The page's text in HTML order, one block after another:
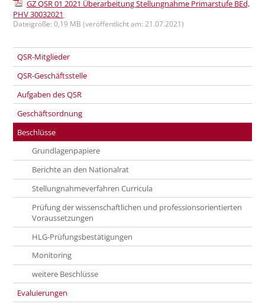
GZ QSR 01 2021 Überarbeitung Stellungnahme Primarstufe BEd,
PHV 30032021
Dateigröße: 0,19 MB (veröffentlicht am: 21.07.2021)
QSR-Mitglieder
QSR-Geschäftsstelle
Aufgaben des QSR
Geschäftsordnung
Beschlüsse
Grundlagenpapiere
Berichte an den Nationalrat
Stellungnahmeverfahren Curricula
Prüfung der wissenschaftlichen und professionsorientierten
Voraussetzungen
HLG-Prüfungsbestätigungen
Monitoring
weitere Beschlüsse
Evaluierungen